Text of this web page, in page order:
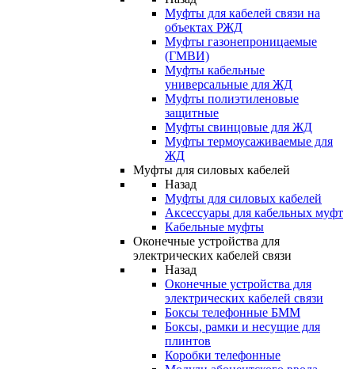
Муфты для кабелей связи на
объектах РЖД
Муфты газонепроницаемые
(ГМВИ)
Муфты кабельные
универсальные для ЖД
Муфты полиэтиленовые
защитные
Муфты свинцовые для ЖД
Муфты термоусаживаемые для
ЖД
Муфты для силовых кабелей
Назад
Муфты для силовых кабелей
Аксессуары для кабельных муфт
Кабельные муфты
Оконечные устройства для
электрических кабелей связи
Назад
Оконечные устройства для
электрических кабелей связи
Боксы телефонные БММ
Боксы, рамки и несущие для
плинтов
Коробки телефонные